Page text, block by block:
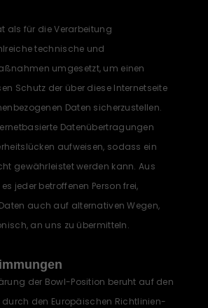
als für die Verarbeitung
technische und
umgesetzt, um einen
Schutz der über diese Internetseite
Daten sicherzustellen.
Datenübertragungen
aufweisen, sodass ein
gewährleistet werden kann. Aus
jeder betroffenen Person frei,
auch auf alternativen Wegen,
an uns zu übermitteln.
der Bowl-Position beruht auf den
durch den Europäischen Richtlinien-